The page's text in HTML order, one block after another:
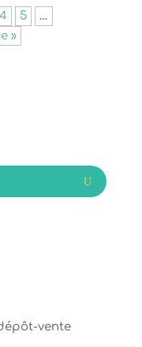
4 5
…
»
vente